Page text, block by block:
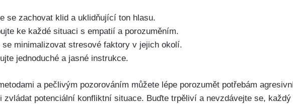
se zachovat klid a uklidňující ton hlasu.
ke každé situaci s empatií a porozuměním.
se minimalizovat stresové faktory v jejich okolí.
jednoduché a jasné instrukce.
a pečlivým pozorováním můžete lépe porozumět potřebám
zvládat potenciální konfliktní situace. Buďte trpěliví a nevzdávejte se,